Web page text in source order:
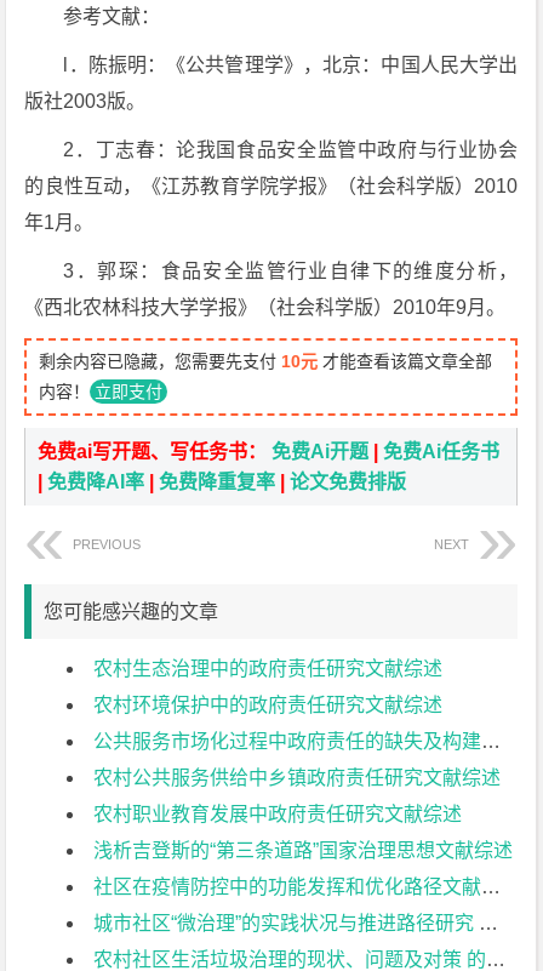
参考文献：
l．陈振明：《公共管理学》，北京：中国人民大学出
版社2003版。
2．丁志春：论我国食品安全监管中政府与行业协会
的良性互动，《江苏教育学院学报》（社会科学版）2010
年1月。
3．郭琛：食品安全监管行业自律下的维度分析，
《西北农林科技大学学报》（社会科学版）2010年9月。
剩余内容已隐藏，您需要先支付 10元 才能查看该篇文章全部
内容！ 立即支付
免费ai写开题、写任务书：免费Ai开题 |免费Ai任务书
|免费降AI率 |免费降重复率 |论文免费排版
PREVIOUS NEXT
您可能感兴趣的文章
农村生态治理中的政府责任研究文献综述
农村环境保护中的政府责任研究文献综述
公共服务市场化过程中政府责任的缺失及构建文献综述
农村公共服务供给中乡镇政府责任研究文献综述
农村职业教育发展中政府责任研究文献综述
浅析吉登斯的“第三条道路”国家治理思想文献综述
社区在疫情防控中的功能发挥和优化路径文献综述
城市社区“微治理”的实践状况与推进路径研究 ——以南京市泰山街道下辖社区为例文献综述
农村社区生活垃圾治理的现状、问题及对策 的研究—常州市薛埠镇乌振岗为例文献综述